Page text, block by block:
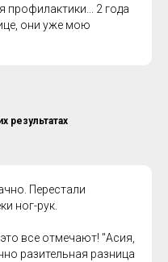
профилактики... 2 года
они уже мою
результатах
Перестали
ног-рук.
все отмечают! "Асия,
разительная разница